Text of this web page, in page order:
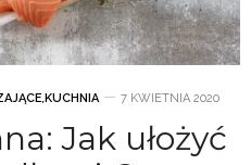
,KUCHNIA 7 KWIETNIA 2020
Jak ułożyć